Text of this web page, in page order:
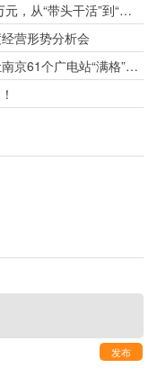
攻坚” 徐州网格“CEO”实战炼成记
营形势分析会
个广电站“满格”出征
发布